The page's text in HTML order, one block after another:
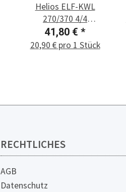
Helios ELF-KWL
270/370 4/4
Ersatzluftfilter G4
41,80 € *
20,90 € pro 1 Stück
RECHTLICHES
AGB
Datenschutz